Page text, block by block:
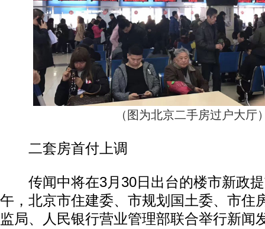
（图为北京二手房过户大厅
二套房首付上调
传闻中将在3月30日出台的楼市新政提
午，北京市住建委、市规划国土委、市住
监局、人民银行营业管理部联合举行新闻